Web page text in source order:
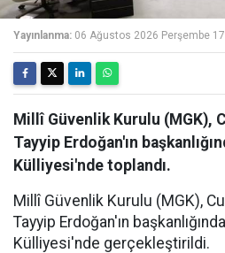
Yayınlanma: 06 Ağustos 2026 Perşembe
Millî Güvenlik Kurulu (MGK),
Tayyip Erdoğan'ın
Külliyesi'nde toplandı.
Millî Güvenlik Kurulu (MGK),
Tayyip Erdoğan'ın
Külliyesi'nde gerçekleştirildi.